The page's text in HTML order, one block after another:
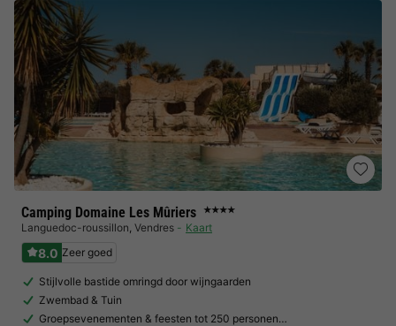
Camping Domaine Les Mûriers ★★★★
Languedoc-roussillon, Vendres Kaart
8.0 Zeer goed
Stijlvolle bastide omringd door wijngaarden
Zwembad & Tuin
Groepsevenementen & feesten tot 250 personen…